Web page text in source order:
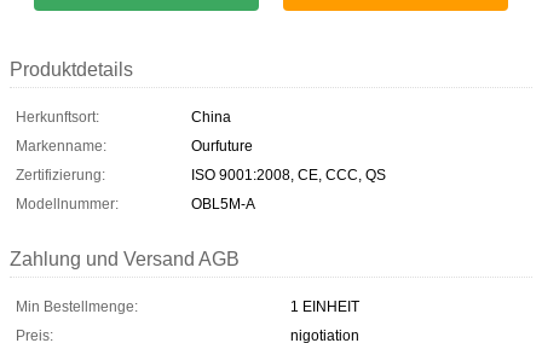
Produktdetails
Herkunftsort:
China
Markenname:
Ourfuture
Zertifizierung:
ISO 9001:2008, CE, CCC, QS
Modellnummer:
OBL5M-A
Zahlung und Versand AGB
Min Bestellmenge:
1 EINHEIT
Preis:
nigotiation